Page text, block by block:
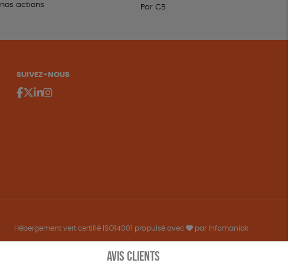
nos actions
Par CB
SUIVEZ-NOUS
Hébergement vert certifié ISO14001 propulsé avec par Infomaniak
AVIS CLIENTS